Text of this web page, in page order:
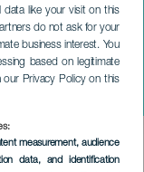
like your visit on this
do not ask for your
business interest. You
based on legitimate
our Privacy Policy on this
measurement, audience
data, and identification